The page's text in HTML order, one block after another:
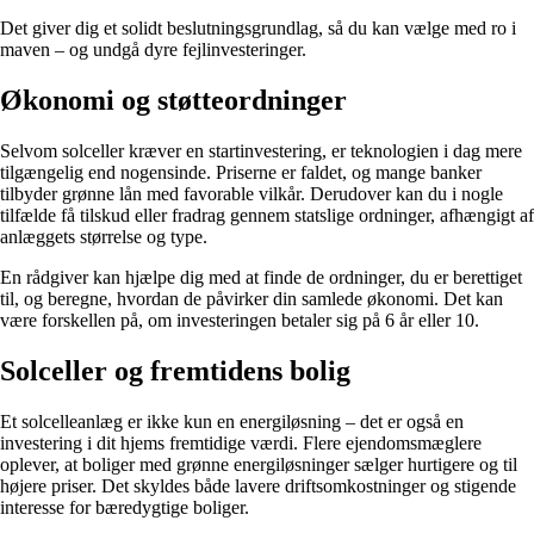
Det giver dig et solidt beslutningsgrundlag, så du kan vælge med ro i
maven – og undgå dyre fejlinvesteringer.
Økonomi og støtteordninger
Selvom solceller kræver en startinvestering, er teknologien i dag mere
tilgængelig end nogensinde. Priserne er faldet, og mange banker
tilbyder grønne lån med favorable vilkår. Derudover kan du i nogle
tilfælde få tilskud eller fradrag gennem statslige ordninger, afhængigt af
anlæggets størrelse og type.
En rådgiver kan hjælpe dig med at finde de ordninger, du er berettiget
til, og beregne, hvordan de påvirker din samlede økonomi. Det kan
være forskellen på, om investeringen betaler sig på 6 år eller 10.
Solceller og fremtidens bolig
Et solcelleanlæg er ikke kun en energiløsning – det er også en
investering i dit hjems fremtidige værdi. Flere ejendomsmæglere
oplever, at boliger med grønne energiløsninger sælger hurtigere og til
højere priser. Det skyldes både lavere driftsomkostninger og stigende
interesse for bæredygtige boliger.